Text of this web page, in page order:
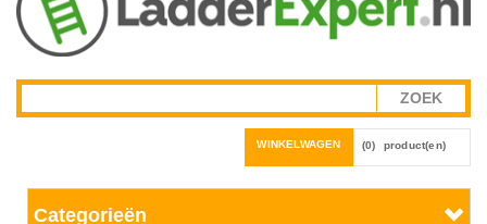
WINKELWAGEN (0) product(en)
Categorieën